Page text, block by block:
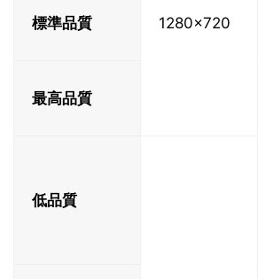
1280x720
標準品質
最高品質
低品質